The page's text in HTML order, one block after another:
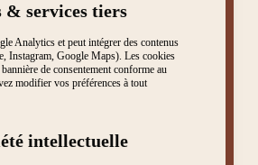
& services tiers
Analytics et peut intégrer des contenus
Instagram, Google Maps). Les cookies
de consentement conforme au
modifier vos préférences à tout
intellectuelle